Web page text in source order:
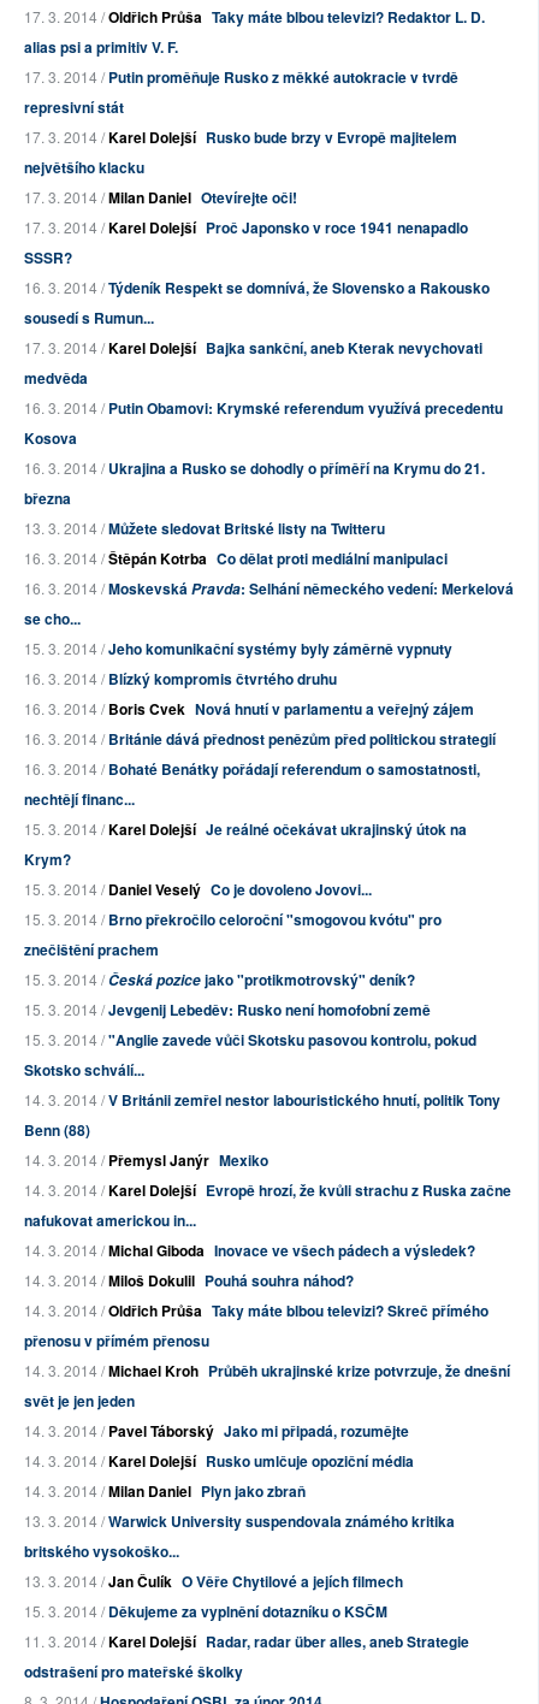
17. 3. 2014 /Oldřich Průša Taky máte blbou televizi? Redaktor L. D.
alias psi a primitiv V. F.
17. 3. 2014 /Putin proměňuje Rusko z měkké autokracie v tvrdě
represivní stát
17. 3. 2014 /Karel Dolejší Rusko bude brzy v Evropě majitelem
největšího klacku
17. 3. 2014 /Milan Daniel Otevírejte oči!
17. 3. 2014 /Karel Dolejší Proč Japonsko v roce 1941 nenapadlo
SSSR?
16. 3. 2014 /Týdeník Respekt se domnívá, že Slovensko a Rakousko
sousedí s Rumun...
17. 3. 2014 /Karel Dolejší Bajka sankční, aneb Kterak nevychovati
medvěda
16. 3. 2014 /Putin Obamovi: Krymské referendum využívá precedentu
Kosova
16. 3. 2014 /Ukrajina a Rusko se dohodly o příměří na Krymu do 21.
března
13. 3. 2014 /Můžete sledovat Britské listy na Twitteru
16. 3. 2014 /Štěpán Kotrba Co dělat proti mediální manipulaci
16. 3. 2014 /MoskevskáPravda: Selhání německého vedení: Merkelová
se cho...
15. 3. 2014 /Jeho komunikační systémy byly záměrně vypnuty
16. 3. 2014 /Blízký kompromis čtvrtého druhu
16. 3. 2014 /Boris Cvek Nová hnutí v parlamentu a veřejný zájem
16. 3. 2014 /Británie dává přednost penězům před politickou strategií
16. 3. 2014 /Bohaté Benátky pořádají referendum o samostatnosti,
nechtějí financ...
15. 3. 2014 /Karel Dolejší Je reálné očekávat ukrajinský útok na
Krym?
15. 3. 2014 /Daniel Veselý Co je dovoleno Jovovi...
15. 3. 2014 /Brno překročilo celoroční "smogovou kvótu" pro
znečištění prachem
15. 3. 2014 /Česká pozicejako "protikmotrovský" deník?
15. 3. 2014 /Jevgenij Lebeděv: Rusko není homofobní země
15. 3. 2014 /"Anglie zavede vůči Skotsku pasovou kontrolu, pokud
Skotsko schválí...
14. 3. 2014 /V Británii zemřel nestor labouristického hnutí, politik Tony
Benn (88)
14. 3. 2014 /Přemysl Janýr Mexiko
14. 3. 2014 /Karel Dolejší Evropě hrozí, že kvůli strachu z Ruska začne
nafukovat americkou in...
14. 3. 2014 /Michal Giboda Inovace ve všech pádech a výsledek?
14. 3. 2014 /Miloš Dokulil Pouhá souhra náhod?
14. 3. 2014 /Oldřich Průša Taky máte blbou televizi? Skreč přímého
přenosu v přímém přenosu
14. 3. 2014 /Michael Kroh Průběh ukrajinské krize potvrzuje, že dnešní
svět je jen jeden
14. 3. 2014 /Pavel Táborský Jako mi připadá, rozumějte
14. 3. 2014 /Karel Dolejší Rusko umlčuje opoziční média
14. 3. 2014 /Milan Daniel Plyn jako zbraň
13. 3. 2014 /Warwick University suspendovala známého kritika
britského vysokoško...
13. 3. 2014 /Jan Čulík O Věře Chytilové a jejích filmech
15. 3. 2014 /Děkujeme za vyplnění dotazníku o KSČM
11. 3. 2014 /Karel Dolejší Radar, radar über alles, aneb Strategie
odstrašení pro mateřské školky